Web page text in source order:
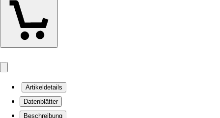
Artikeldetails
Datenblätter
Beschreibung